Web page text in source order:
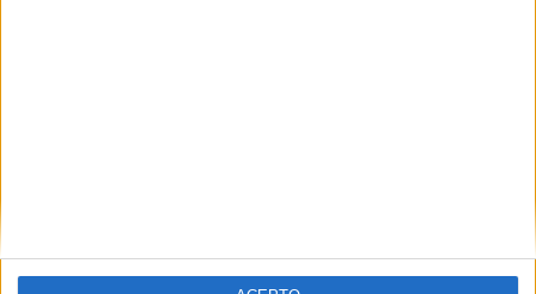
Email: info@forofp.es